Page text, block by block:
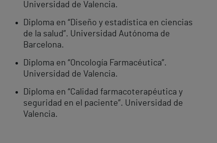
Universidad de Valencia.
Diploma en “Diseño y estadística en ciencias
de la salud”. Universidad Autónoma de
Barcelona.
Diploma en “Oncología Farmacéutica”.
Universidad de Valencia.
Diploma en “Calidad farmacoterapéutica y
seguridad en el paciente”. Universidad de
Valencia.